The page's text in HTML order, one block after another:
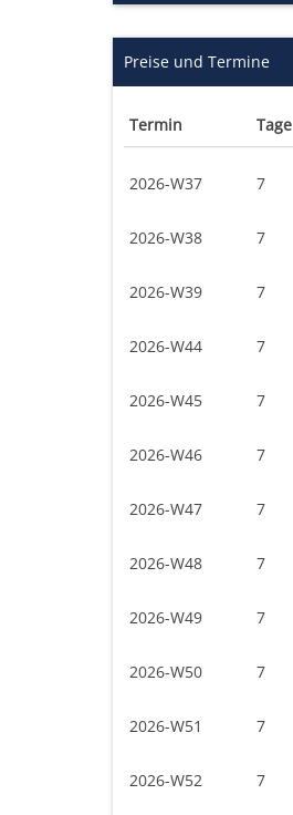
Preise und Termine
Termin Tage
2026-W37 7
2026-W38 7
2026-W39 7
2026-W44 7
2026-W45 7
2026-W46 7
2026-W47 7
2026-W48 7
2026-W49 7
2026-W50 7
2026-W51 7
2026-W52 7